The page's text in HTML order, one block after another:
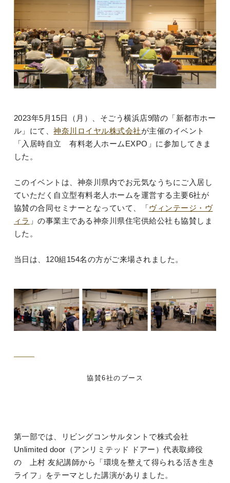
2023年5月15日（月）、そごう横浜店9階の「新都市ホー
ル」にて、神奈川ロイヤル株式会社が主催のイベント
「入居時自立 有料老人ホームEXPO」に参加してきま
した。
このイベントは、神奈川県内でお元気なうちにご入居し
ていただく自立型有料老人ホームを運営する主要6社が
協賛の合同セミナーとなっていて、「ヴィンテージ・ヴ
ィラ 」の事業主である神奈川県住宅供給公社も協賛しま
した。
当日は、120組154名の方がご来場されました。
協賛6社のブース
第一部では、リビングコンサルタントで株式会社
Unlimited door（アンリミテッド ドアー）代表取締役
の 上村 友紀講師から「環境を整えて得られる活き生き
ライフ」をテーマとした講演がありました。